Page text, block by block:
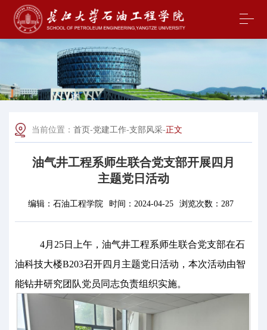
当前位置： 首页-党建工作-支部风采-正文
油气井工程系师生联合党支部开展四月
主题党日活动
编辑： 石油工程学院 时间： 2024-04-25 浏览次数： 287
4月25日上午，油气井工程系师生联合党支部在石
油科技大楼B203召开四月主题党日活动，本次活动由智
能钻井研究团队党员同志负责组织实施。